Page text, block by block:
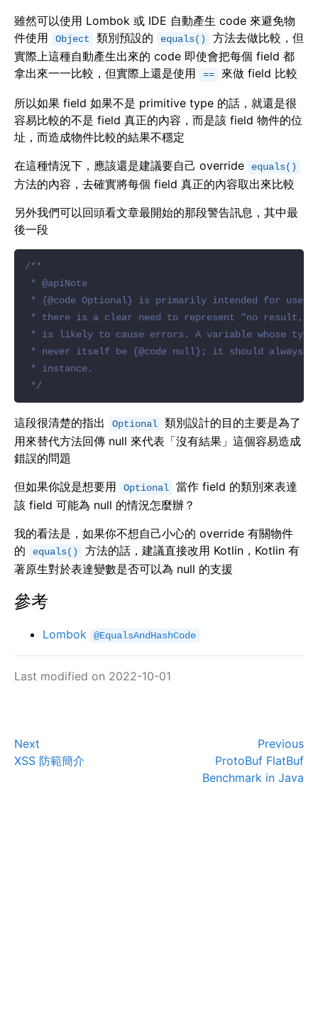
雖然可以使用 Lombok 或 IDE 自動產生 code 來避免物
件使用
Object 類別預設的 equals()
方法去做比較，但
實際上這種自動產生出來的 code 即使會把每個 field 都
拿出來一一比較，但實際上還是使用
== 來做 field 比較
所以如果 field 如果不是 primitive type 的話，就還是很
容易比較的不是 field 真正的內容，而是該 field 物件的位
址，而造成物件比較的結果不穩定
在這種情況下，應該還是建議要自己 override
equals()
方法的內容，去確實將每個 field 真正的內容取出來比較
另外我們可以回頭看文章最開始的那段警告訊息，其中最
後一段
*/
這段很清楚的指出 Optional
類別設計的目的主要是為了
用來替代方法回傳 null 來代表「沒有結果」這個容易造成
錯誤的問題
但如果你說是想要用
Optional
當作 field 的類別來表達
該 field 可能為 null 的情況怎麼辦？
我的看法是，如果你不想自己小心的 override 有關物件
的
equals()
方法的話，建議直接改用 Kotlin，Kotlin 有
著原生對於表達變數是否可以為 null 的支援
參考
Lombok @EqualsAndHashCode
Last modified on 2022-10-01
Next
XSS 防範簡介
Previous
ProtoBuf FlatBuf
Benchmark in Java